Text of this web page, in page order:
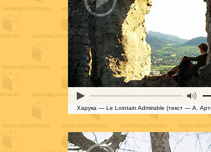
Харука — Le Lointain Admirable (текст — А.